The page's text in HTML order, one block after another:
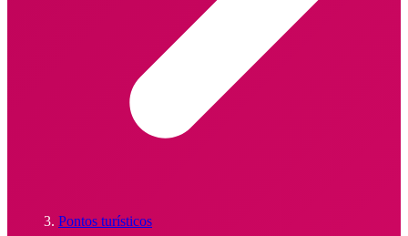
Pontos turísticos